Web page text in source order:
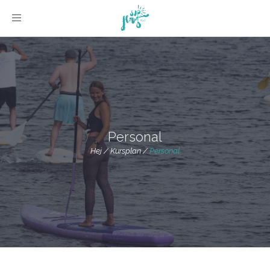
Toggle navigation
Personal
Hej /Kursplan/Personal